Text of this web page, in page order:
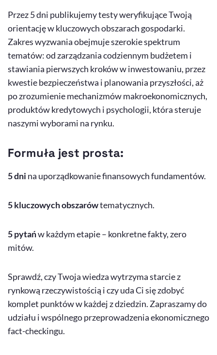
Przez 5 dni publikujemy testy weryfikujące Twoją
orientację w kluczowych obszarach gospodarki.
Zakres wyzwania obejmuje szerokie spektrum
tematów: od zarządzania codziennym budżetem i
stawiania pierwszych kroków w inwestowaniu, przez
kwestie bezpieczeństwa i planowania przyszłości, aż
po zrozumienie mechanizmów makroekonomicznych,
produktów kredytowych i psychologii, która steruje
naszymi wyborami na rynku.
Formuła jest prosta:
5 dni na uporządkowanie finansowych fundamentów.
5 kluczowych obszarówtematycznych.
5 pytańw każdym etapie – konkretne fakty, zero
mitów.
Sprawdź, czy Twoja wiedza wytrzyma starcie z
rynkową rzeczywistością i czy uda Ci się zdobyć
komplet punktów w każdej z dziedzin. Zapraszamy do
udziału i wspólnego przeprowadzenia ekonomicznego
fact-checkingu.